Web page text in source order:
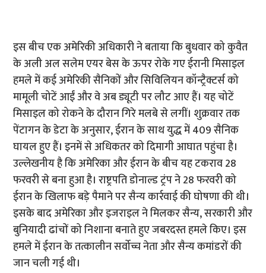
इस बीच एक अमेरिकी अधिकारी ने बताया कि बुधवार को कुवैत
के अली अल सलेम एयर बेस के ऊपर रोके गए ईरानी मिसाइल
हमले में कई अमेरिकी सैनिकों और सिविलियन कॉन्ट्रैक्टर्स को
मामूली चोटें आईं और वे अब ड्यूटी पर लौट आए हैं। यह चोटें
मिसाइल को रोकने के दौरान गिरे मलबे से लगीं। शुक्रवार तक
पेंटागन के डेटा के अनुसार, ईरान के साथ युद्ध में 409 सैनिक
घायल हुए हैं। इनमें से अधिकतर को दिमागी आघात पहुंचा है।
उल्लेखनीय है कि अमेरिका और ईरान के बीच यह टकराव 28
फरवरी से बना हुआ है। राष्ट्रपति डोनाल्ड ट्रंप ने 28 फरवरी को
ईरान के खिलाफ बड़े पैमाने पर सैन्य कार्रवाई की घोषणा की थी।
इसके बाद अमेरिका और इजराइल ने मिलकर सैन्य, सरकारी और
बुनियादी ढांचों को निशाना बनाते हुए जबरदस्त हमले किए। इस
हमले में ईरान के तत्कालीन सर्वोच्च नेता और सैन्य कमांडरों की
जान चली गई थी।